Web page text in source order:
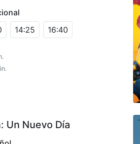
14:25 16:40
Un Nuevo Día